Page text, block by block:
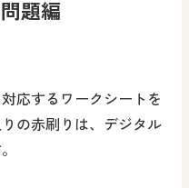
題編
応するワークシートを
の赤刷りは、デジタル